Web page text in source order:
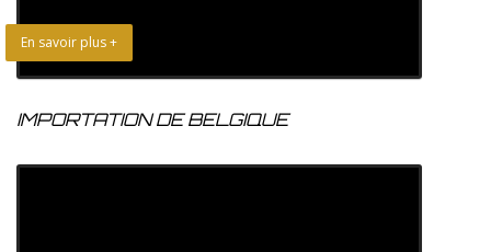
En savoir plus +
IMPORTATION DE BELGIQUE